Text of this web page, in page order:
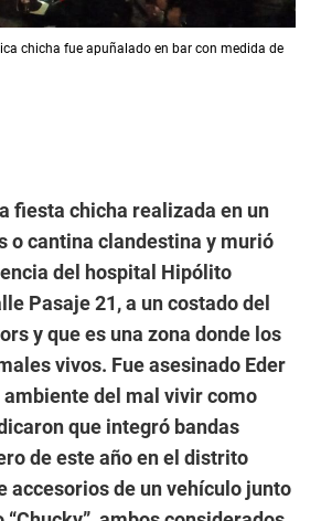
chicha fue apuñalado en bar con medida de
fiesta chicha realizada en un
o cantina clandestina y murió
del hospital Hipólito
Pasaje 21, a un costado del
y que es una zona donde los
vivos. Fue asesinado Eder
del mal vivir como
que integró bandas
de este año en el distrito
accesorios de un vehículo junto